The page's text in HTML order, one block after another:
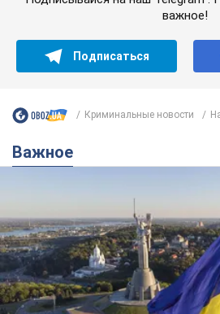
важное!
Подписаться
Криминальные новости
Важное